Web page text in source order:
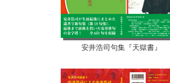
安井浩司句集『天獄書』